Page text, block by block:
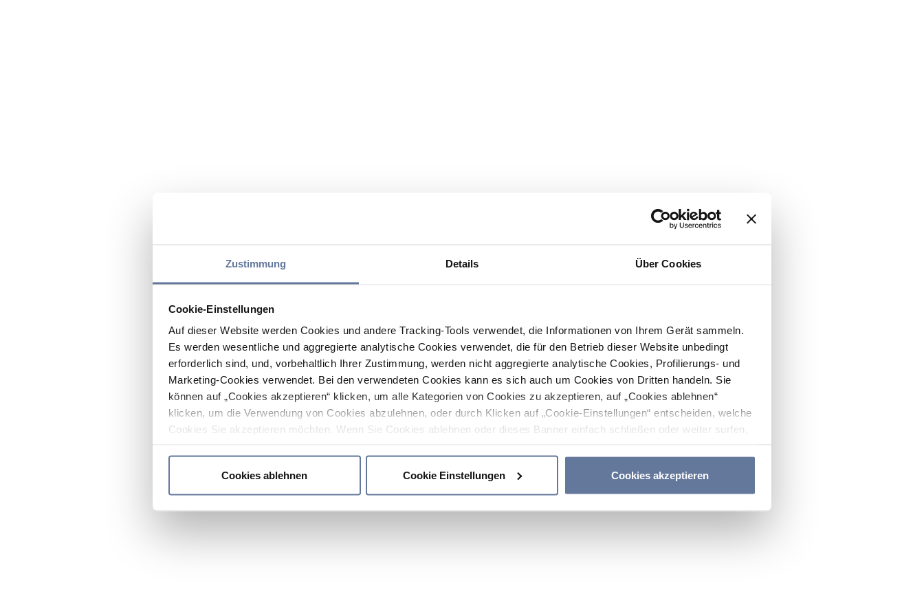
Zustimmung Details Über Cookies
Cookie-Einstellungen
Auf dieser Website werden Cookies und andere Tracking-Tools verwendet, die Informationen von Ihrem Gerät sammeln.
Es werden wesentliche und aggregierte analytische Cookies verwendet, die für den Betrieb dieser Website unbedingt
erforderlich sind, und, vorbehaltlich Ihrer Zustimmung, werden nicht aggregierte analytische Cookies, Profilierungs- und
Marketing-Cookies verwendet. Bei den verwendeten Cookies kann es sich auch um Cookies von Dritten handeln. Sie
können auf „Cookies akzeptieren“ klicken, um alle Kategorien von Cookies zu akzeptieren, auf „Cookies ablehnen“
klicken, um die Verwendung von Cookies abzulehnen, oder durch Klicken auf „Cookie-Einstellungen“ entscheiden, welche
Cookies Sie akzeptieren möchten. Wenn Sie Cookies ablehnen oder dieses Banner einfach schließen oder weiter surfen,
Cookies ablehnen
Cookie Einstellungen Cookies akzeptieren